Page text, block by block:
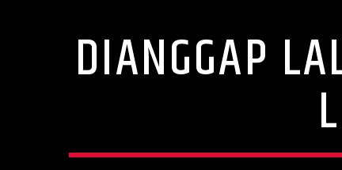
DIANGGAP